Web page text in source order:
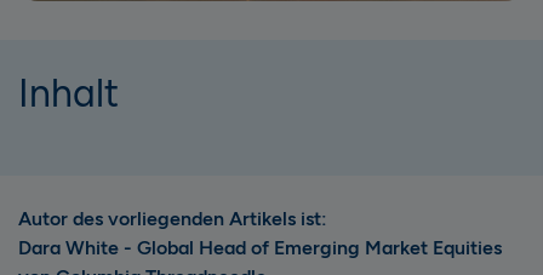
Inhalt
Autor des vorliegenden Artikels ist:
Dara White - Global Head of Emerging Market Equities